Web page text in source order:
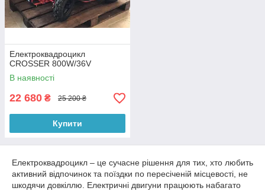
Електроквадроцикл
CROSSER 800W/36V
В наявності
22 680 ₴ 25 200 ₴
Купити
Електроквадроцикл – це сучасне рішення для тих, хто любить
активний відпочинок та поїздки по пересіченій місцевості, не
шкодячи довкіллю. Електричні двигуни працюють набагато